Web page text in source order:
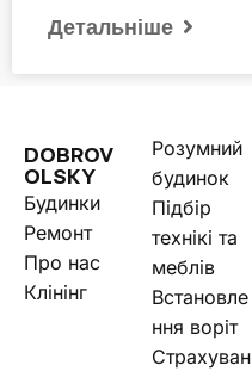
Детальніше
DOBROV
OLSKY
Будинки
Ремонт
Про нас
Клінінг
Розумний
будинок
Підбір
технікі та
меблів
Встановле
ння воріт
Страхуван